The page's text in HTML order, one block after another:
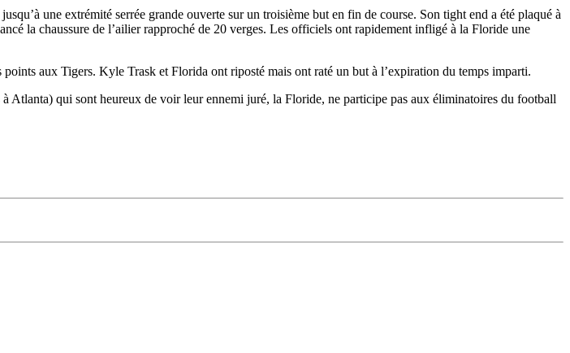
une extrémité serrée grande ouverte sur un troisième but en fin de course. Son tight end a été plaqué à
la chaussure de l’ailier rapproché de 20 verges. Les officiels ont rapidement infligé à la Floride une
aux Tigers. Kyle Trask et Florida ont riposté mais ont raté un but à l’expiration du temps imparti.
Atlanta) qui sont heureux de voir leur ennemi juré, la Floride, ne participe pas aux éliminatoires du football